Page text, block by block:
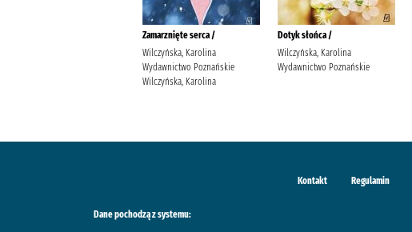
Zamarznięte serca /
Wilczyńska, Karolina
Wydawnictwo Poznańskie
Wilczyńska, Karolina
Dotyk słońca /
Wilczyńska, Karolina
Wydawnictwo Poznańskie
Kontakt Regulamin
Dane pochodzą z systemu: